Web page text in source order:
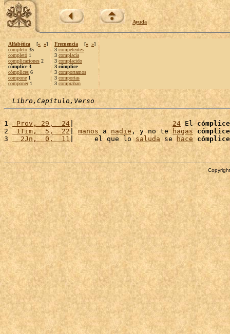
Ayuda
Alfabética [« »]
completo 35
completó 1
complicaciones 2
cómplice 3
cómplices 6
compone 1
componer1
Frecuencia [« »]
3 competentes
3 complacía
3 complacido
3 cómplice
3 comportamos
3 comportas
3 compraban
Libro,Capítulo,Verso
1 Prov, 29,  24 | 24 El cómplice
2 1Tim,  5,  22 | manos a nadie , y no te hagas cómplice
3
  2Jn,  0,  11
|     el que lo saluda se hace cómplice